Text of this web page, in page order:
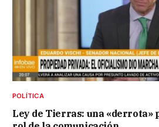
POLÍTICA
Ley de Tierras: una «derrota»